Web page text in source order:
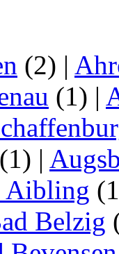
(2) |
(1) |
(1) |
Aibling
Belzig